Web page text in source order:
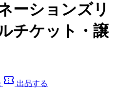
ーションズリ
チケット・譲
confirmation_number 出品する